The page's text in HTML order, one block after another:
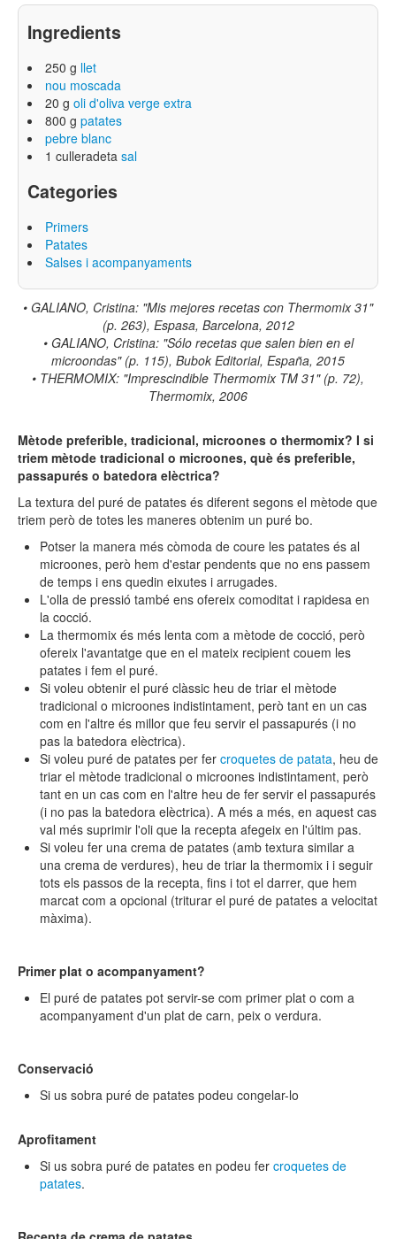
Ingredients
250 g llet
nou moscada
20 g oli d'oliva verge extra
800 g patates
pebre blanc
1 culleradeta sal
Categories
Primers
Patates
Salses i acompanyaments
• GALIANO, Cristina: "Mis mejores recetas con Thermomix 31"
(p. 263), Espasa, Barcelona, 2012
• GALIANO, Cristina: "Sólo recetas que salen bien en el
microondas" (p. 115), Bubok Editorial, España, 2015
• THERMOMIX: "Imprescindible Thermomix TM 31" (p. 72),
Thermomix, 2006
Mètode preferible, tradicional, microones o thermomix? I si
triem mètode tradicional o microones, què és preferible,
passapurés o batedora elèctrica?
La textura del puré de patates és diferent segons el mètode que
triem però de totes les maneres obtenim un puré bo.
Potser la manera més còmoda de coure les patates és al
microones, però hem d'estar pendents que no ens passem
de temps i ens quedin eixutes i arrugades.
L'olla de pressió també ens ofereix comoditat i rapidesa en
la cocció.
La thermomix és més lenta com a mètode de cocció, però
ofereix l'avantatge que en el mateix recipient couem les
patates i fem el puré.
Si voleu obtenir el puré clàssic heu de triar el mètode
tradicional o microones indistintament, però tant en un cas
com en l'altre és millor que feu servir el passapurés (i no
pas la batedora elèctrica).
Si voleu puré de patates per fer croquetes de patata, heu de
triar el mètode tradicional o microones indistintament, però
tant en un cas com en l'altre heu de fer servir el passapurés
(i no pas la batedora elèctrica). A més a més, en aquest cas
val més suprimir l'oli que la recepta afegeix en l'últim pas.
Si voleu fer una crema de patates (amb textura similar a
una crema de verdures), heu de triar la thermomix i i seguir
tots els passos de la recepta, fins i tot el darrer, que hem
marcat com a opcional (triturar el puré de patates a velocitat
màxima).
Primer plat o acompanyament?
El puré de patates pot servir-se com primer plat o com a
acompanyament d'un plat de carn, peix o verdura.
Conservació
Si us sobra puré de patates podeu congelar-lo
Aprofitament
Si us sobra puré de patates en podeu fer croquetes de
patates.